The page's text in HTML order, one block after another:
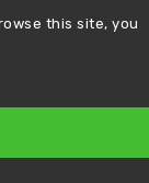
this site, you
zastrzeżone.